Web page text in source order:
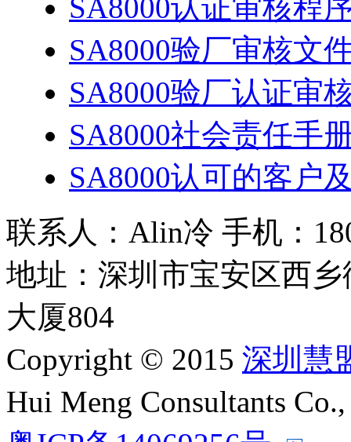
SA8000认证审核程
SA8000验厂审核文
SA8000验厂认证审
SA8000社会责任手
SA8000认可的客户
联系人：Alin冷 手机：
地址：深圳市宝安区西
大厦804
Copyright © 2015 深圳慧
Hui Meng Consultants